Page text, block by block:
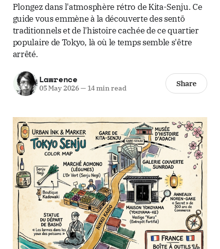
Plongez dans l'atmosphère rétro de Kita-Senju. Ce
guide vous emmène à la découverte des sentō
traditionnels et de l'histoire cachée de ce quartier
populaire de Tokyo, là où le temps semble s'être
arrêté.
Lawrence
05 May 2026—14 min read Share